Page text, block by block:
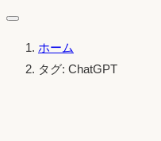
ホーム
タグ: ChatGPT